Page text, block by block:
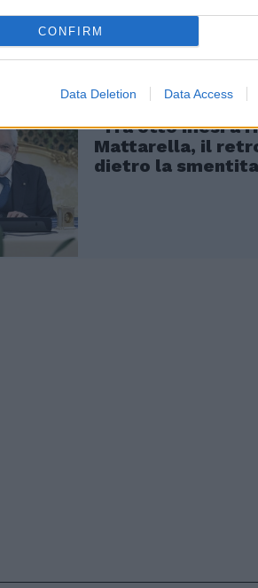
CONFIRM
Data Deletion Data Access
"Tra otto mesi a
Mattarella, il
dietro la